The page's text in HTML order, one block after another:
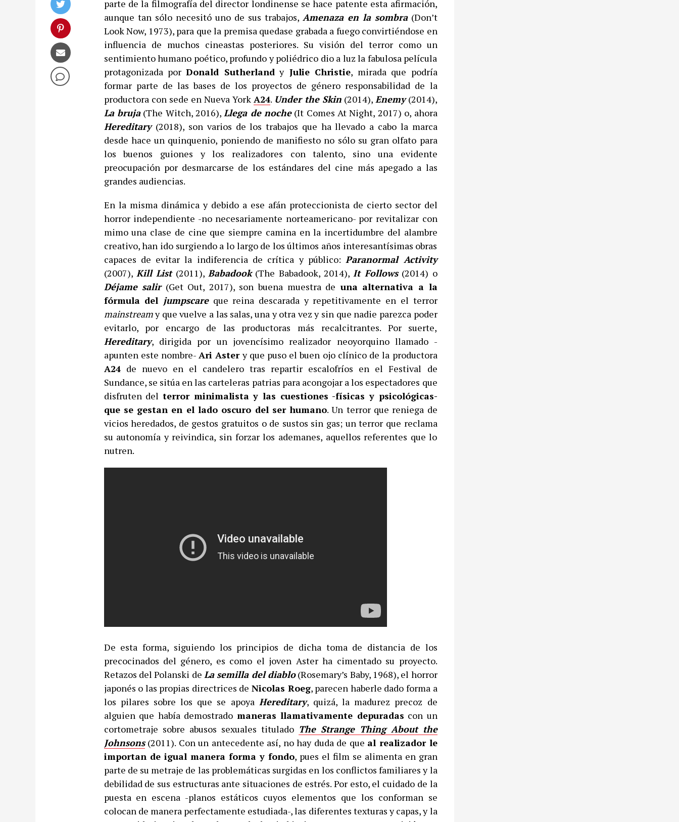
parte de la filmografía del director londinense se hace patente esta afirmación,
aunque tan sólo necesitó uno de sus trabajos, Amenaza en la sombra(Don’t
Look Now, 1973), para que la premisa quedase grabada a fuego convirtiéndose en
influencia de muchos cineastas posteriores. Su visión del terror como un
sentimiento humano poético, profundo y poliédrico dio a luz la fabulosa película
protagonizada porDonald SutherlandyJulie Christie, mirada que podría
formar parte de las bases de los proyectos de género responsabilidad de la
productora con sede en Nueva York A24. Under the Skin(2014), Enemy (2014),
La bruja(The Witch, 2016),Llega de noche(It Comes At Night, 2017) o, ahora
Hereditary (2018), son varios de los trabajos que ha llevado a cabo la marca
desde hace un quinquenio, poniendo de manifiesto no sólo su gran olfato para
los buenos guiones y los realizadores con talento, sino una evidente
preocupación por desmarcarse de los estándares del cine más apegado a las
grandes audiencias.
En la misma dinámica y debido a ese afán proteccionista de cierto sector del
horror independiente -no necesariamente norteamericano- por revitalizar con
mimo una clase de cine que siempre camina en la incertidumbre del alambre
creativo, han ido surgiendo a lo largo de los últimos años interesantísimas obras
capaces de evitar la indiferencia de crítica y público:Paranormal Activity
(2007), Kill List(2011), Babadook (The Babadook, 2014),It Follows(2014) o
Déjame salir(Get Out, 2017), son buena muestra de una alternativa a la
fórmula del jumpscareque reina descarada y repetitivamente en el terror
mainstreamy que vuelve a las salas, una y otra vez y sin que nadie parezca poder
evitarlo, por encargo de las productoras más recalcitrantes. Por suerte,
Hereditary, dirigida por un jovencísimo realizador neoyorquino llamado -
apunten este nombre-Ari Astery que puso el buen ojo clínico de la productora
A24de nuevo en el candelero tras repartir escalofríos en el Festival de
Sundance, se sitúa en las carteleras patrias para acongojar a los espectadores que
disfruten del terror minimalista y las cuestiones -físicas y psicológicas-
que se gestan en el lado oscuro del ser humano. Un terror que reniega de
vicios heredados, de gestos gratuitos o de sustos sin gas; un terror que reclama
su autonomía y reivindica, sin forzar los ademanes, aquellos referentes que lo
nutren.
De esta forma, siguiendo los principios de dicha toma de distancia de los
precocinados del género, es como el joven Aster ha cimentado su proyecto.
Retazos del Polanski de La semilla del diablo(Rosemary’s Baby, 1968), el horror
japonés o las propias directrices de Nicolas Roeg, parecen haberle dado forma a
los pilares sobre los que se apoya Hereditary, quizá, la madurez precoz de
alguien que había demostrado maneras llamativamente depuradas con un
cortometraje sobre abusos sexuales titulado The Strange Thing About the
Johnsons(2011). Con un antecedente así, no hay duda de que al realizador le
importan de igual manera forma y fondo, pues el film se alimenta en gran
parte de su metraje de las problemáticas surgidas en los conflictos familiares y la
debilidad de sus estructuras ante situaciones de estrés. Por esto, el cuidado de la
puesta en escena -planos estáticos cuyos elementos que los conforman se
colocan de manera perfectamente estudiada-, las diferentes texturas y capas, y la